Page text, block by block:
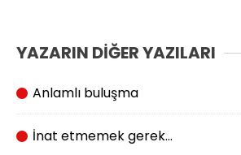
YAZARIN DİĞER YAZILARI
Anlamlı buluşma
İnat etmemek gerek…